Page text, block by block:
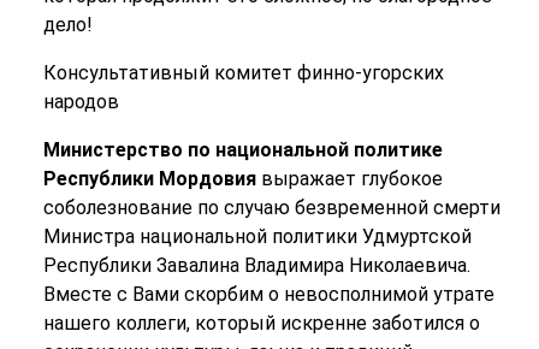
дело!
Консультативный комитет финно-угорских
народов
Министерство по национальной политике
Республики Мордовия выражает глубокое
соболезнование по случаю безвременной смерти
Министра национальной политики Удмуртской
Республики Завалина Владимира Николаевича.
Вместе с Вами скорбим о невосполнимой утрате
нашего коллеги, который искренне заботился о